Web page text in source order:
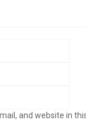
and website in